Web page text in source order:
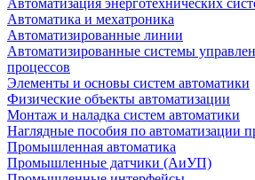
Автоматизация энерготехнических
Автоматика и мехатроника
Автоматизированные линии
Автоматизированные системы
процессов
Элементы и основы систем автоматики
Физические объекты автоматизации
Монтаж и наладка систем автоматики
Наглядные пособия по автоматизации
Промышленная автоматика
Промышленные датчики (АиУП)